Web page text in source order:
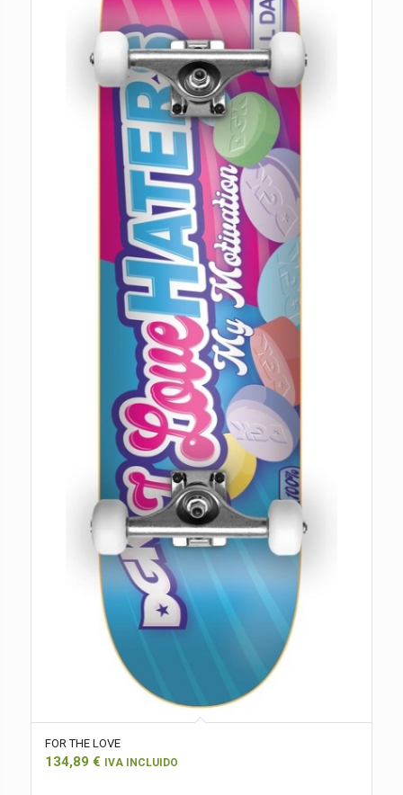
FOR THE LOVE
134,89 € IVA INCLUIDO